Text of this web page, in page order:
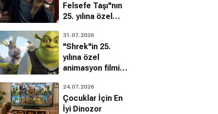
Felsefe Taşı"nın
25. yılına özel
bilinmeyenleri!
31.07.2026
"Shrek"in 25.
yılına özel
animasyon filmin
24.07.2026
Çocuklar İçin En
İyi Dinozor